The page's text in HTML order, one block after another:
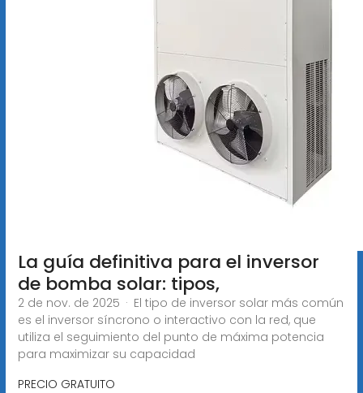
La guía definitiva para el inversor
de bomba solar: tipos,
2 de nov. de 2025 · El tipo de inversor solar más común
es el inversor síncrono o interactivo con la red, que
utiliza el seguimiento del punto de máxima potencia
para maximizar su capacidad
PRECIO GRATUITO